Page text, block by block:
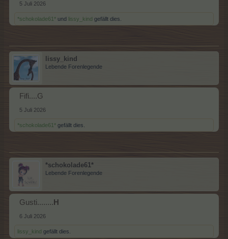
5 Juli 2026
*schokolade61* und lissy_kind gefällt dies.
lissy_kind
Lebende Forenlegende
Fifi....G
5 Juli 2026
*schokolade61* gefällt dies.
*schokolade61*
Lebende Forenlegende
Gusti........ H
6 Juli 2026
lissy_kind gefällt dies.